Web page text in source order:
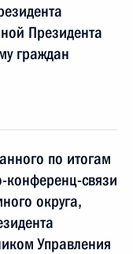
Президента
граждан
по итогам
связи
округа,
Управления